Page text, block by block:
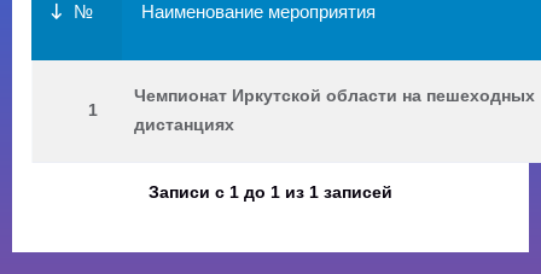
№ Наименование мероприятия
1
Чемпионат Иркутской области на пешеходных
дистанциях
Записи с 1 до 1 из 1 записей